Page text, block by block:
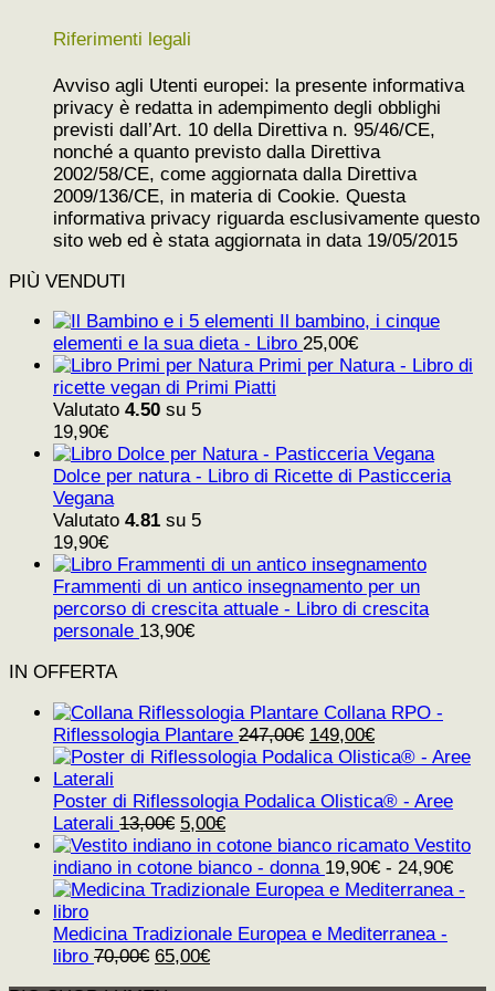
Riferimenti legali
Avviso agli Utenti europei: la presente informativa
privacy è redatta in adempimento degli obblighi
previsti dall’Art. 10 della Direttiva n. 95/46/CE,
nonché a quanto previsto dalla Direttiva
2002/58/CE, come aggiornata dalla Direttiva
2009/136/CE, in materia di Cookie. Questa
informativa privacy riguarda esclusivamente questo
sito web ed è stata aggiornata in data 19/05/2015
PIÙ VENDUTI
Il bambino, i cinque
elementi e la sua dieta - Libro 25,00€
Primi per Natura - Libro di
ricette vegan di Primi Piatti
Valutato 4.50 su 5
19,90€
Dolce per natura - Libro di Ricette di Pasticceria
Vegana
Valutato 4.81 su 5
19,90€
Frammenti di un antico insegnamento per un
percorso di crescita attuale - Libro di crescita
personale 13,90€
IN OFFERTA
Collana RPO -
Riflessologia Plantare 247,00€ Il
prezzo
era:
149,00€Il
prezzo
è:
Poster di Riflessologia Podalica Olistica® - Aree
Laterali 13,00€ Il
prezzo
originale
era:
5,00€Il
prezzo
attuale
è:
Vestito
indiano in cotone bianco - donna 19,90€ - 24,90€
Medicina Tradizionale Europea e Mediterranea -
libro 70,00€ Il
65,00€Il